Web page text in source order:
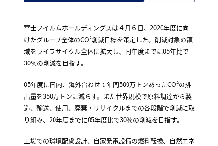
富士フイルムホールディングスは４月６日、2020年度に向
けたグループ全体のCO²削減目標を策定した。削減対象の領
域をライフサイクル全体に拡大し、同年度までに05年比で
30％の削減を目指す。
05年度に国内、海外合わせて年間500万トンあったCO²の排
出量を350万トンに減らす。また世界規模で原料調達から製
造、輸送、使用、廃棄・リサイクルまでの各段階で削減に取
り組み、20年度までに05年度比で30％の削減を目指す。
工場での環境配慮設計、自家発電設備の燃料転換、自然エネ